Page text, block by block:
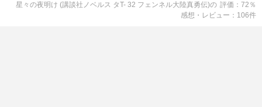
星々の夜明け (講談社ノベルス タT- 32 フェンネル大陸真勇伝)の 評価 72 ％
感想・レビュー
106件